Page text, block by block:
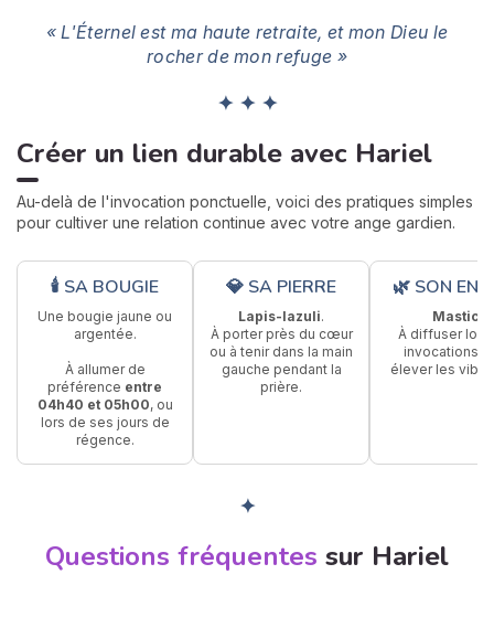
« L'Éternel est ma haute retraite, et mon Dieu le
rocher de mon refuge »
✦ ✦ ✦
Créer un lien durable avec Hariel
Au-delà de l'invocation ponctuelle, voici des pratiques simples
pour cultiver une relation continue avec votre ange gardien.
🕯 SA BOUGIE
Une bougie jaune ou
argentée.
À allumer de
préférence entre
04h40 et 05h00, ou
lors de ses jours de
régence.
💎 SA PIERRE
Lapis-lazuli.
À porter près du cœur
ou à tenir dans la main
gauche pendant la
prière.
🌿 SON
Mastic
À diffuser lors
invocations
élever les
✦
Questions fréquentes sur Hariel